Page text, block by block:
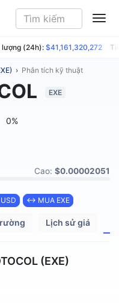
lượng (24h): $41,161,320,272
› Phân tích kỹ thuật
EXE
0%
Cao: $0.00002051
↔ MUA EXE
Lịch sử giá
(EXE)